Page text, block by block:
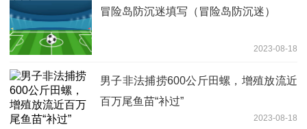
冒险岛防沉迷填写（冒险岛防沉迷）
2023-08-18
男子非法捕捞600公斤田螺，增殖放流近
百万尾鱼苗“补过”
2023-08-18